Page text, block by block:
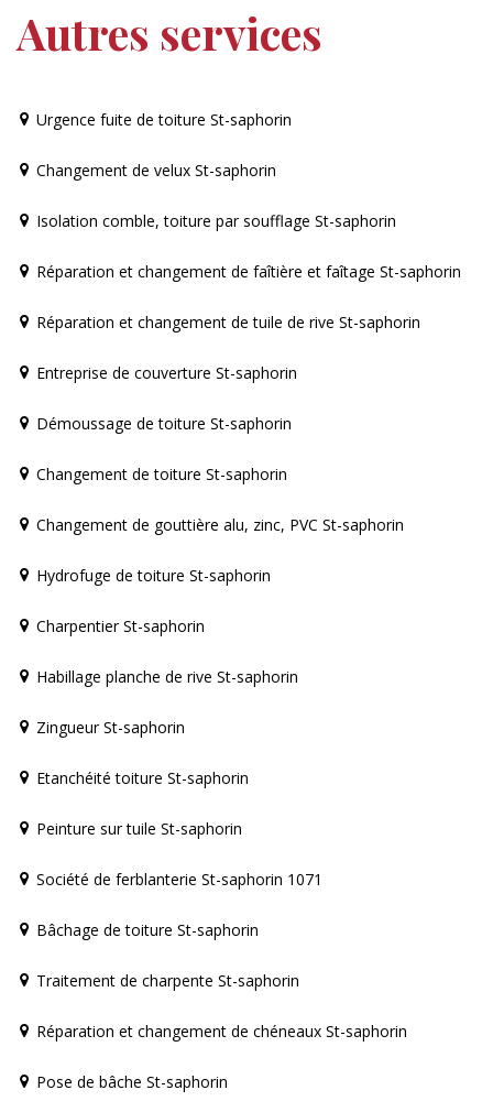
Autres services
Urgence fuite de toiture St-saphorin
Changement de velux St-saphorin
Isolation comble, toiture par soufflage St-saphorin
Réparation et changement de faîtière et faîtage St-saphorin
Réparation et changement de tuile de rive St-saphorin
Entreprise de couverture St-saphorin
Démoussage de toiture St-saphorin
Changement de toiture St-saphorin
Changement de gouttière alu, zinc, PVC St-saphorin
Hydrofuge de toiture St-saphorin
Charpentier St-saphorin
Habillage planche de rive St-saphorin
Zingueur St-saphorin
Etanchéité toiture St-saphorin
Peinture sur tuile St-saphorin
Société de ferblanterie St-saphorin 1071
Bâchage de toiture St-saphorin
Traitement de charpente St-saphorin
Réparation et changement de chéneaux St-saphorin
Pose de bâche St-saphorin